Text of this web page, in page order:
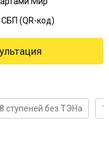
ступеней без ТЭНа